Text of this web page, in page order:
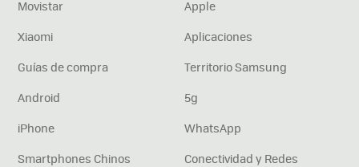
Movistar
Apple
Xiaomi
Aplicaciones
Guías de compra
Territorio Samsung
Android
5g
iPhone
WhatsApp
Smartphones Chinos
Conectividad y Redes